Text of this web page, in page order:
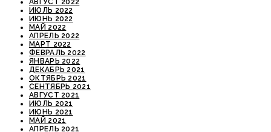
АВГУСТ 2022
ИЮЛЬ 2022
ИЮНЬ 2022
МАЙ 2022
АПРЕЛЬ 2022
МАРТ 2022
ФЕВРАЛЬ 2022
ЯНВАРЬ 2022
ДЕКАБРЬ 2021
ОКТЯБРЬ 2021
СЕНТЯБРЬ 2021
АВГУСТ 2021
ИЮЛЬ 2021
ИЮНЬ 2021
МАЙ 2021
АПРЕЛЬ 2021